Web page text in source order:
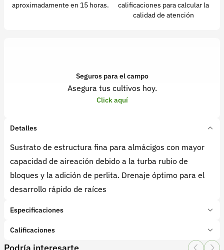
aproximadamente en 15 horas.
calificaciones para calcular la
calidad de atención
Seguros para el campo
Asegura tus cultivos hoy.
Click aquí
Detalles
Sustrato de estructura fina para almácigos con mayor
capacidad de aireación debido a la turba rubio de
bloques y la adición de perlita. Drenaje óptimo para el
desarrollo rápido de raíces
Especificaciones
Marca:
Agriandes
Calificaciones